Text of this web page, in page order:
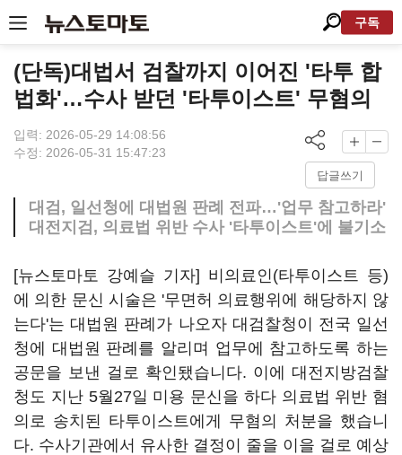
구독
(단독)대법서 검찰까지 이어진 '타투 합
법화'…수사 받던 '타투이스트' 무혐의
입력: 2026-05-29 14:08:56
수정: 2026-05-31 15:47:23
답글쓰기
대검, 일선청에 대법원 판례 전파…'업무 참고하라'
대전지검, 의료법 위반 수사 '타투이스트'에 불기소
[뉴스토마토 강예슬 기자] 비의료인(타투이스트 등)
에 의한 문신 시술은 '무면허 의료행위에 해당하지 않
는다'는 대법원 판례가 나오자 대검찰청이 전국 일선
청에 대법원 판례를 알리며 업무에 참고하도록 하는
공문을 보낸 걸로 확인됐습니다. 이에 대전지방검찰
청도 지난 5월27일 미용 문신을 하다 의료법 위반 혐
의로 송치된 타투이스트에게 무혐의 처분을 했습니
다. 수사기관에서 유사한 결정이 줄을 이을 걸로 예상